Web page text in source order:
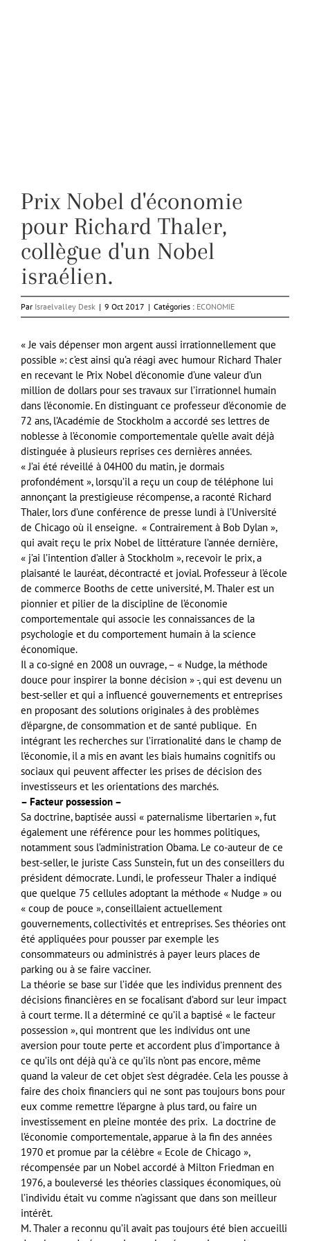
Prix Nobel d'économie
pour Richard Thaler,
collègue d'un Nobel
israélien.
Par Israelvalley Desk | 9 Oct 2017 | Catégories : ECONOMIE
« Je vais dépenser mon argent aussi irrationnellement que
possible »: c’est ainsi qu’a réagi avec humour Richard Thaler
en recevant le Prix Nobel d’économie d’une valeur d’un
million de dollars pour ses travaux sur l’irrationnel humain
dans l’économie. En distinguant ce professeur d’économie de
72 ans, l’Académie de Stockholm a accordé ses lettres de
noblesse à l’économie comportementale qu’elle avait déjà
distinguée à plusieurs reprises ces dernières années.
« J’ai été réveillé à 04H00 du matin, je dormais
profondément », lorsqu’il a reçu un coup de téléphone lui
annonçant la prestigieuse récompense, a raconté Richard
Thaler, lors d’une conférence de presse lundi à l’Université
de Chicago où il enseigne. « Contrairement à Bob Dylan »,
qui avait reçu le prix Nobel de littérature l’année dernière,
« j’ai l’intention d’aller à Stockholm », recevoir le prix, a
plaisanté le lauréat, décontracté et jovial. Professeur à l’école
de commerce Booths de cette université, M. Thaler est un
pionnier et pilier de la discipline de l’économie
comportementale qui associe les connaissances de la
psychologie et du comportement humain à la science
économique.
Il a co-signé en 2008 un ouvrage, – « Nudge, la méthode
douce pour inspirer la bonne décision » -, qui est devenu un
best-seller et qui a influencé gouvernements et entreprises
en proposant des solutions originales à des problèmes
d’épargne, de consommation et de santé publique. En
intégrant les recherches sur l’irrationalité dans le champ de
l’économie, il a mis en avant les biais humains cognitifs ou
sociaux qui peuvent affecter les prises de décision des
investisseurs et les orientations des marchés.
– Facteur possession –
Sa doctrine, baptisée aussi « paternalisme libertarien », fut
également une référence pour les hommes politiques,
notamment sous l’administration Obama. Le co-auteur de ce
best-seller, le juriste Cass Sunstein, fut un des conseillers du
président démocrate. Lundi, le professeur Thaler a indiqué
que quelque 75 cellules adoptant la méthode « Nudge » ou
« coup de pouce », conseillaient actuellement
gouvernements, collectivités et entreprises. Ses théories ont
été appliquées pour pousser par exemple les
consommateurs ou administrés à payer leurs places de
parking ou à se faire vacciner.
La théorie se base sur l’idée que les individus prennent des
décisions financières en se focalisant d’abord sur leur impact
à court terme. Il a déterminé ce qu’il a baptisé « le facteur
possession », qui montrent que les individus ont une
aversion pour toute perte et accordent plus d’importance à
ce qu’ils ont déjà qu’à ce qu’ils n’ont pas encore, même
quand la valeur de cet objet s’est dégradée. Cela les pousse à
faire des choix financiers qui ne sont pas toujours bons pour
eux comme remettre l’épargne à plus tard, ou faire un
investissement en pleine montée des prix. La doctrine de
l’économie comportementale, apparue à la fin des années
1970 et promue par la célèbre « Ecole de Chicago »,
récompensée par un Nobel accordé à Milton Friedman en
1976, a bouleversé les théories classiques économiques, où
l’individu était vu comme n’agissant que dans son meilleur
intérêt.
M. Thaler a reconnu qu’il avait pas toujours été bien accueilli